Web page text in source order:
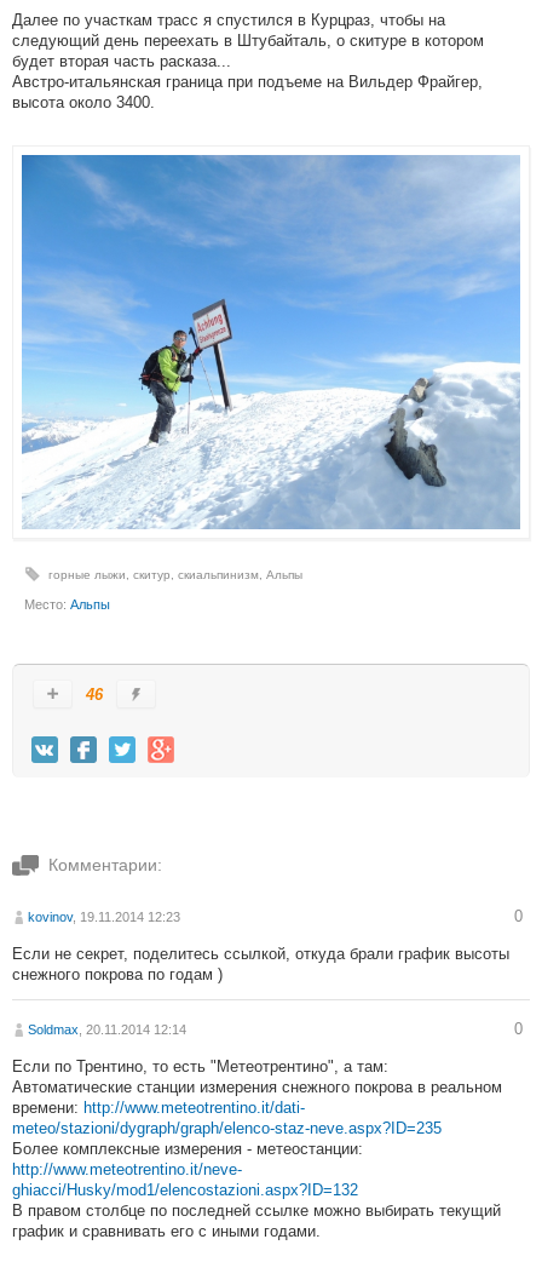
Далее по участкам трасс я спустился в Курцраз, чтобы на
следующий день переехать в Штубайталь, о скитуре в котором
будет вторая часть расказа...
Австро-итальянская граница при подъеме на Вильдер Фрайгер,
высота около 3400.
горные лыжи, скитур, скиальпинизм, Альпы
Место: Альпы
46
Комментарии:
kovinov, 19.11.2014 12:23 0
Если не секрет, поделитесь ссылкой, откуда брали график высоты
снежного покрова по годам )
Soldmax , 20.11.2014 12:14 0
Если по Трентино, то есть "Метеотрентино", а там:
Автоматические станции измерения снежного покрова в реальном
времени: http://www.meteotrentino.it/dati-
meteo/stazioni/dygraph/graph/elenco-staz-neve.aspx?ID=235
Более комплексные измерения - метеостанции:
http://www.meteotrentino.it/neve-
ghiacci/Husky/mod1/elencostazioni.aspx?ID=132
В правом столбце по последней ссылке можно выбирать текущий
график и сравнивать его с иными годами.